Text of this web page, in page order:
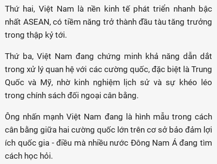
Thứ hai, Việt Nam là nền kinh tế phát triển nhanh bậc
nhất ASEAN, có tiềm năng trở thành đầu tàu tăng trưởng
trong thập kỷ tới.
Thứ ba, Việt Nam đang chứng minh khả năng dẫn dắt
trong xử lý quan hệ với các cường quốc, đặc biệt là Trung
Quốc và Mỹ, nhờ kinh nghiệm lịch sử và sự khéo léo
trong chính sách đối ngoại cân bằng.
Ông nhấn mạnh Việt Nam đang là hình mẫu trong cách
cân bằng giữa hai cường quốc lớn trên cơ sở bảo đảm lợi
ích quốc gia - điều mà nhiều nước Đông Nam Á đang tìm
cách học hỏi.